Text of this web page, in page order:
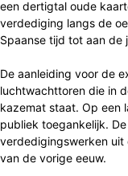
een dertigtal oude
verdediging langs de
Spaanse tijd tot aan de
De aanleiding voor de
luchtwachttoren die in
kazemat staat. Op een
publiek toegankelijk.
verdedigingswerken
van de vorige eeuw.